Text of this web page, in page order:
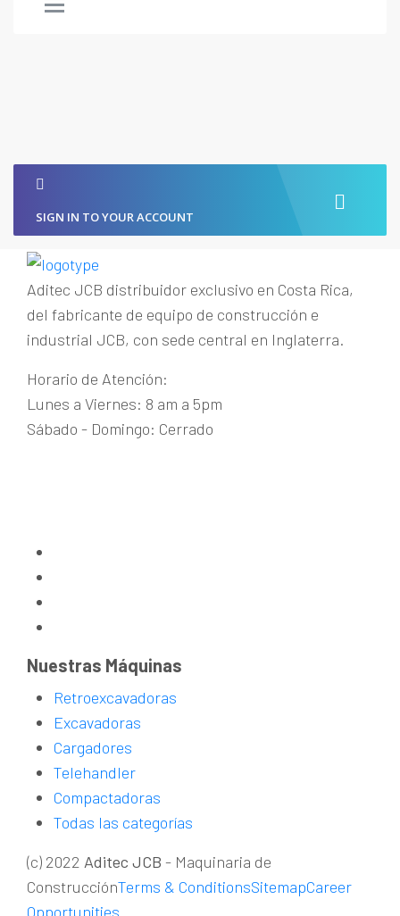
SIGN IN TO YOUR ACCOUNT
Aditec JCB distribuidor exclusivo en Costa Rica,
del fabricante de equipo de construcción e
industrial JCB, con sede central en Inglaterra.
Horario de Atención:
Lunes a Viernes: 8 am a 5pm
Sábado - Domingo: Cerrado
Nuestras Máquinas
Retroexcavadoras
Excavadoras
Cargadores
Telehandler
Compactadoras
Todas las categorías
(c) 2022 Aditec JCB - Maquinaria de
ConstrucciónTerms & ConditionsSitemapCareer
Opportunities